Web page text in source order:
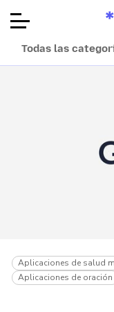
Todas las
Aplicaciones de salud
Aplicaciones de oración